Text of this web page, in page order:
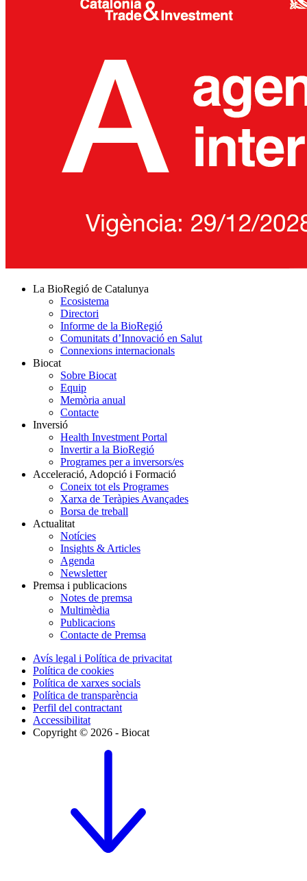
La BioRegió de Catalunya
Ecosistema
Directori
Informe de la BioRegió
Comunitats d’Innovació en Salut
Connexions internacionals
Biocat
Sobre Biocat
Equip
Memòria anual
Contacte
Inversió
Health Investment Portal
Invertir a la BioRegió
Programes per a inversors/es
Acceleració, Adopció i Formació
Coneix tot els Programes
Xarxa de Teràpies Avançades
Borsa de treball
Actualitat
Notícies
Insights & Articles
Agenda
Newsletter
Premsa i publicacions
Notes de premsa
Multimèdia
Publicacions
Contacte de Premsa
Avís legal i Política de privacitat
Política de cookies
Política de xarxes socials
Política de transparència
Perfil del contractant
Accessibilitat
Copyright © 2026 - Biocat